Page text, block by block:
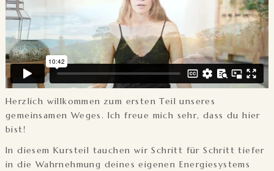
Herzlich willkommen zum ersten Teil unseres
gemeinsamen Weges. Ich freue mich sehr, dass du hier
bist!
In diesem Kursteil tauchen wir Schritt für Schritt tiefer
in die Wahrnehmung deines eigenen Energiesystems